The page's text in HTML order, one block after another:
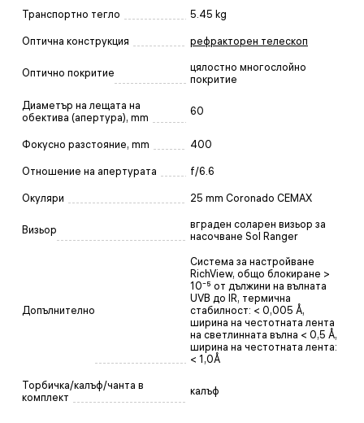
Транспортно тегло 5.45 kg
Оптична конструкция рефракторен телескоп
Оптично покритие
цялостно многослойно
покритие
Диаметър на лещата на
обектива (апертура), mm
60
Фокусно разстояние, mm 400
Отношение на апертурата f/6.6
Окуляри 25 mm Coronado CEMAX
Визьор
вграден соларен визьор за
насочване Sol Ranger
Допълнително
Система за настройване
RichView, общо блокиране >
10⁻⁵ от дължини на вълната
UVB до IR, термична
стабилност: < 0,005 Å,
ширина на честотната лента
на светлинната вълна < 0,5 Å,
ширина на честотната лента:
< 1,0Å
Торбичка/калъф/чанта в
комплект
калъф